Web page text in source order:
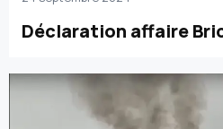
Déclaration affaire